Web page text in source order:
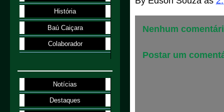
Nenhum
Postar um
História
Baú Caiçara
Colaborador
Notícias
Destaques